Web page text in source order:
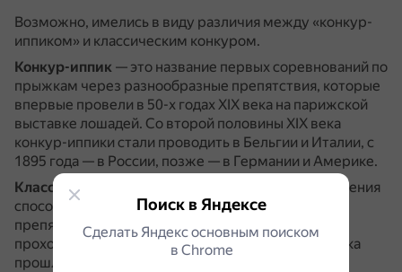
Возможно, имелись в виду различия между «конкур-
иппиком» и классическим конкуром.
Конкур-иппик — это название первых соревнований по
прыжкам через разнообразные препятствия, которые
впервые провели в 50-х годах XIX века на парижской
выставке лошадей. Со второй половины XIX века
конкур-иппики стали проводить в Бельгии и Италии, с
1895 года — в России, позже — в Германии и Америке.
Классический конкур
предназначен для определения
способностей лошади и всадника к преодолению
препятствий. Учитывается чистота и резвость
прохождения маршрута.Если два и более всадника
прошли гит чисто или с одинаковым количеством
Поиск в Яндексе
Сделать Яндекс основным поиском
в Сhrome